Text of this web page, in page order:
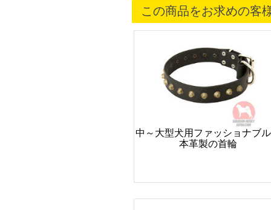
この商品をお求めの客
中～大型犬用ファッショナブ
本革製の首輪